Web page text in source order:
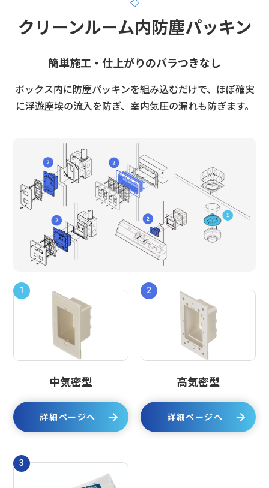
クリーンルーム内防塵パッキン
簡単施工・仕上がりのバラつきなし
ボックス内に防塵パッキンを組み込むだけで、ほぼ確実
に浮遊塵埃の流入を防ぎ、室内気圧の漏れも防ぎます。
1
中気密型
詳細ページへ
2
高気密型
詳細ページへ
3